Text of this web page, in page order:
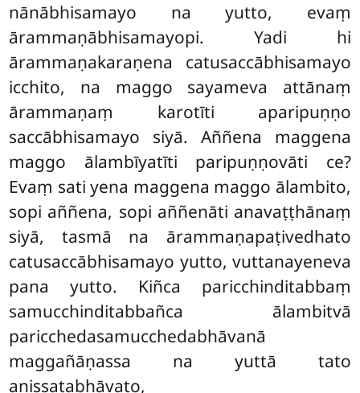
nānābhisamayo na yutto, evaṃ
ārammaṇābhisamayopi. Yadi hi
ārammaṇakaraṇena catusaccābhisamayo
icchito, na maggo sayameva attānaṃ
ārammaṇaṃ karotīti aparipuṇṇo
saccābhisamayo siyā. Aññena maggena
maggo ālambīyatīti paripuṇṇovāti ce?
Evaṃ sati yena maggena maggo ālambito,
sopi aññena, sopi aññenāti anavaṭṭhānaṃ
siyā, tasmā na ārammaṇapaṭivedhato
catusaccābhisamayo yutto, vuttanayeneva
pana yutto. Kiñca paricchinditabbaṃ
samucchinditabbañca ālambitvā
paricchedasamucchedabhāvanā
maggañāṇassa na yuttā tato
anissaṭabhāvato,